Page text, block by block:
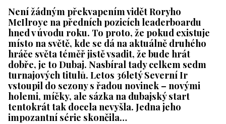
Není žádným překvapením vidět Roryho
McIlroye na předních pozicích leaderboardu
hned v úvodu roku. To proto, že pokud existuje
místo na světě, kde se dá na aktuálně druhého
hráče světa téměř jistě vsadit, že bude hrát
dobře, je to Dubaj. Nasbíral tady celkem sedm
turnajových titulů. Letos 36letý Severní Ir
vstoupil do sezony s řadou novinek – novými
holemi, míčky, ale sázka na dubajský start
tentokrát tak docela nevyšla. Jedna jeho
impozantní série skončila…